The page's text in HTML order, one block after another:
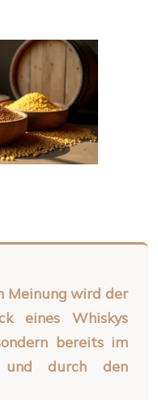
Meinung wird der
eines Whiskys
bereits im
und durch den